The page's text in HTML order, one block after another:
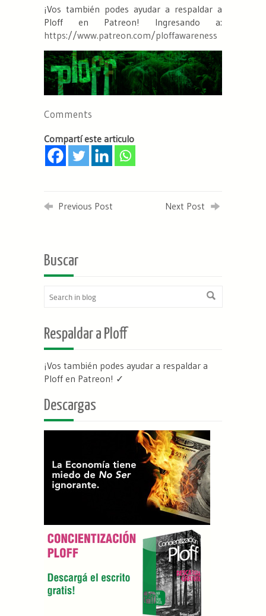
¡Vos también podes ayudar a respaldar a
Ploff en Patreon! Ingresando a:
https://www.patreon.com/ploffawareness
Comments
Compartí este articulo
Previous Post Next Post
Buscar
Respaldar a Ploff
¡Vos también podes ayudar a respaldar a
Ploff en Patreon! ✓
Descargas